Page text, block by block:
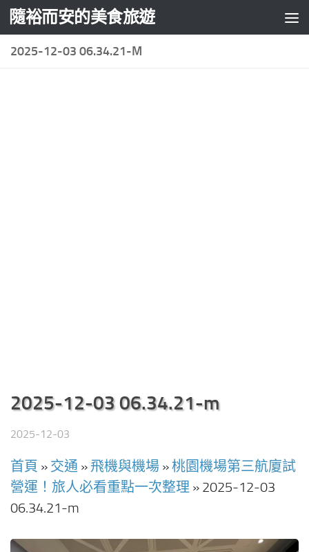
Skip to content
隨裕而安的美食旅遊
2025-12-03 06.34.21-M
2025-12-03 06.34.21-m
2025-12-03
首頁 » 交通 » 飛機與機場 »桃園機場第三航廈試
營運！旅人必看重點一次整理 » 2025-12-03
06.34.21-m